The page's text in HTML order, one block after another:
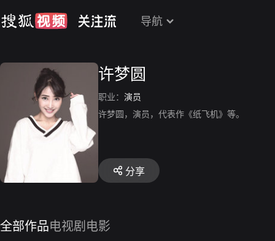
导航
许梦圆
职业： 演员
许梦圆，演员，代表作《纸飞机》等。
分享
全部作品电视剧 电影